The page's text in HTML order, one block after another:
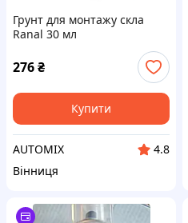
Грунт для монтажу скла
Ranal 30 мл
276₴
Купити
AUTOMIX
4.8
Вінниця